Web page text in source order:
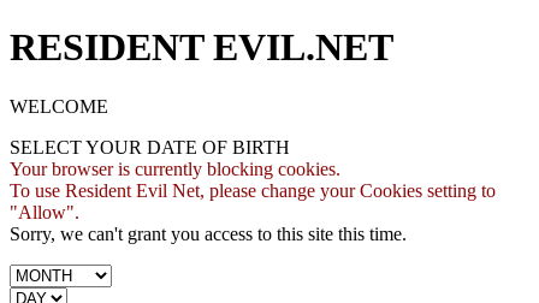
RESIDENT EVIL.NET
WELCOME
SELECT YOUR DATE OF BIRTH
Your browser is currently blocking cookies.
To use Resident Evil Net, please change your Cookies setting to
"Allow".
Sorry, we can't grant you access to this site this time.